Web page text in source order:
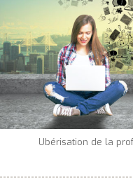
Ubérisation de la